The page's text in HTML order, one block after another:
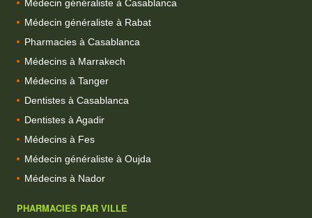
Médecin généraliste à Casablanca
Médecin généraliste à Rabat
Pharmacies à Casablanca
Médecins à Marrakech
Médecins à Tanger
Dentistes à Casablanca
Dentistes à Agadir
Médecins à Fes
Médecin généraliste à Oujda
Médecins à Nador
PHARMACIES PAR VILLE